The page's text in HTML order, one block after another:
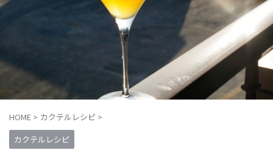
HOME > カクテルレシピ >
カクテルレシピ